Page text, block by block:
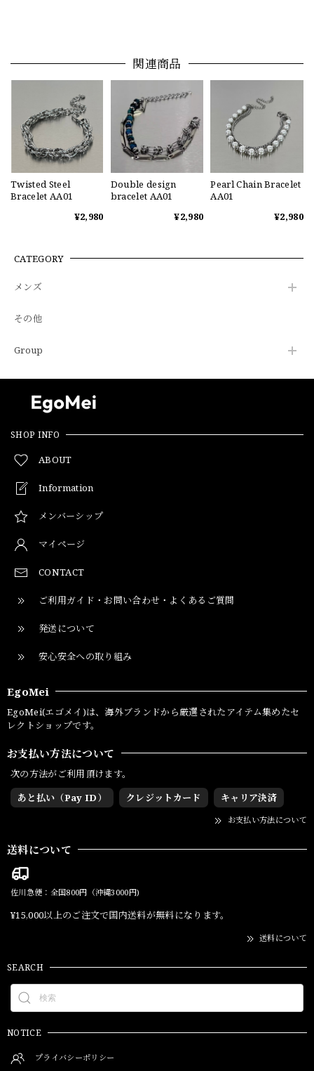
関連商品
Twisted Steel
Bracelet AA01
¥2,980
Double design
bracelet AA01
¥2,980
Pearl Chain Bracelet
AA01
¥2,980
CATEGORY
メンズ
その他
Group
SHOP INFO
ABOUT
Information
メンバーシップ
マイページ
CONTACT
ご利用ガイド・お問い合わせ・よくあるご質問
発送について
安心安全への取り組み
EgoMei
EgoMei(エゴメイ)は、海外ブランドから厳選されたアイテム集めたセ
レクトショップです。
お支払い方法について
次の方法がご利用頂けます。
あと払い（Pay ID）
クレジットカード キャリア決済
お支払い方法について
送料について
佐川急便：全国800円（沖縄3000円)
¥15,000以上のご注文で国内送料が無料になります。
送料について
SEARCH
NOTICE
プライバシーポリシー